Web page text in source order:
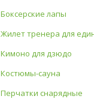
Боксерские лапы
Жилет тренера для
Кимоно для дзюдо
Костюмы-сауна
Перчатки снарядные